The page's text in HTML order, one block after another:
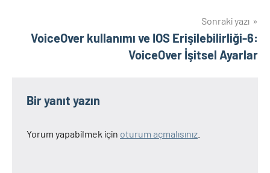
Sonraki yazı
VoiceOver kullanımı ve IOS Erişilebilirliği-6:
VoiceOver İşitsel Ayarlar
Bir yanıt yazın
Yorum yapabilmek için oturum açmalısınız